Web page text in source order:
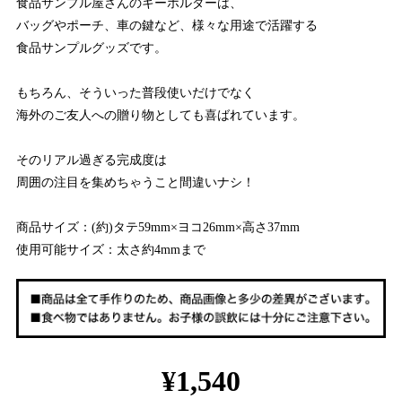
食品サンプル屋さんのキーホルダーは、
バッグやポーチ、車の鍵など、様々な用途で活躍する
食品サンプルグッズです。
もちろん、そういった普段使いだけでなく
海外のご友人への贈り物としても喜ばれています。
そのリアル過ぎる完成度は
周囲の注目を集めちゃうこと間違いナシ！
商品サイズ：(約)タテ59mm×ヨコ26mm×高さ37mm
使用可能サイズ：太さ約4mmまで
¥1,540